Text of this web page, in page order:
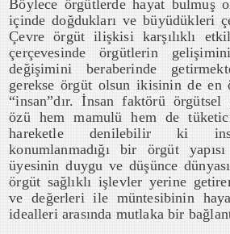
Böylece örgütlerde hayat bulmuş
içinde doğdukları ve büyüdükleri
Çevre örgüt ilişkisi karşılıklı
çerçevesinde örgütlerin
değişimini beraberinde
gerekse örgüt olsun ikisinin de en
“insan”dır. İnsan faktörü örgütsel
özü hem mamulü hem de
hareketle denilebilir ki
konumlanmadığı bir örgüt
üyesinin duygu ve düşünce
örgüt sağlıklı işlevler yerine
ve değerleri ile müntesibinin
idealleri arasında mutlaka bir